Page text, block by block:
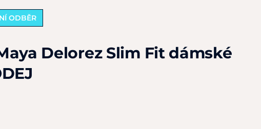
ODBĚR
Delorez Slim Fit dámské